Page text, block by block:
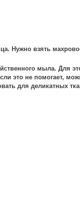
Нужно взять
мыла. Для
это не помогает,
для деликатных